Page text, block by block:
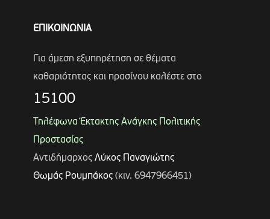
ΕΠΙΚΟΙΝΩΝΙΑ
Για άμεση εξυπηρέτηση σε θέματα
καθαριότητας και πρασίνου καλέστε στο
15100
Τηλέφωνα Έκτακτης Ανάγκης Πολιτικής
Προστασίας
Αντιδήμαρχος Λύκος Παναγιώτης
Θωμάς Ρουμπάκος(κιν. 6947966451)